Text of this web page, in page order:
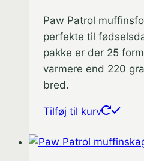
Paw Patrol
perfekte til
pakke er der 25
varmere end 220
bred.
Tilføj til kurv